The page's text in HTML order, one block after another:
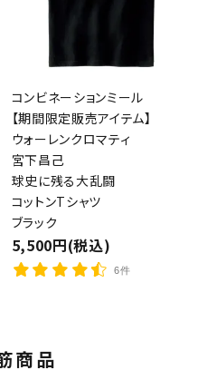
コンビネーションミール
【期間限定販売アイテム】
ウォーレンクロマティ
宮下昌己
球史に残る大乱闘
コットンTシャツ
ブラック
5,500円(税込)
6件
商品